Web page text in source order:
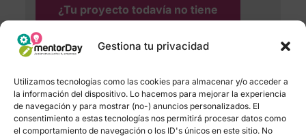
Gestiona tu privacidad
Utilizamos tecnologías como las cookies para almacenar y/o acceder a
la información del dispositivo. Lo hacemos para mejorar la experiencia
de navegación y para mostrar (no-) anuncios personalizados. El
consentimiento a estas tecnologías nos permitirá procesar datos como
el comportamiento de navegación o los ID's únicos en este sitio. No
¿Tu proyecto todavía no tiene
de acuerdo al MIT? Empieza aquí